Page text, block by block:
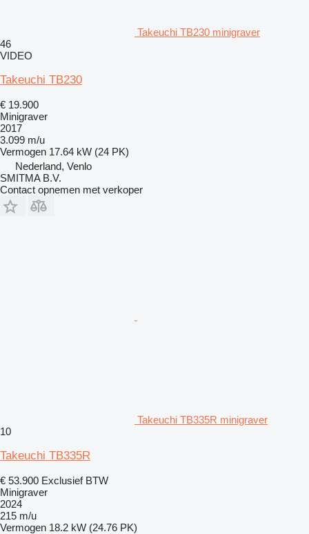
Takeuchi TB230 minigraver
46
VIDEO
Takeuchi TB230
€ 19.900
Minigraver
2017
3.099 m/u
Vermogen 17.64 kW (24 PK)
Nederland, Venlo
SMITMA B.V.
Contact opnemen met verkoper
Takeuchi TB335R minigraver
10
Takeuchi TB335R
€ 53.900 Exclusief BTW
Minigraver
2024
215 m/u
Vermogen 18.2 kW (24.76 PK)